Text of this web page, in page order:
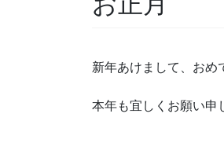
新年あけまして、おめ
本年も宜しくお願い申